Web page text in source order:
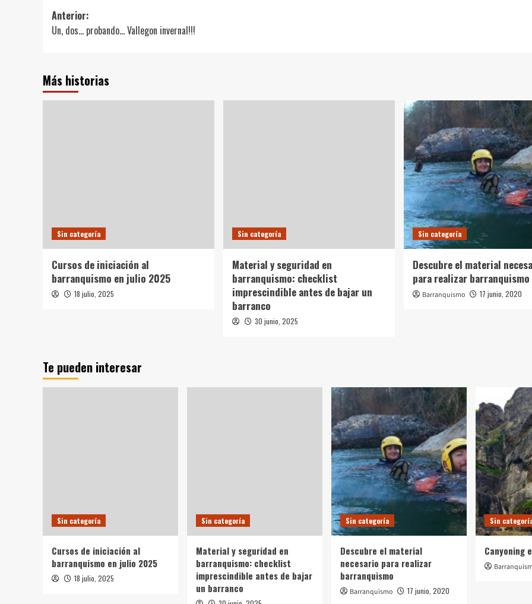
Navegación
de
Anterior:
Un, dos… probando… Vallegon invernal!!!
Más historias
Sin categoría
Cursos de iniciación al
barranquismo en julio 2025
18 julio, 2025
Sin categoría
Material y seguridad en
barranquismo: checklist
imprescindible antes de bajar un
barranco
30 junio, 2025
Sin categoría
Descubre el material
para realizar barranquismo
Barranquismo 17 junio, 2020
Te pueden interesar
Sin categoría
Cursos de iniciación al
barranquismo en julio 2025
18 julio, 2025
Sin categoría
Material y seguridad en
barranquismo: checklist
imprescindible antes de bajar
un barranco
Sin categoría
Descubre el material
necesario para realizar
barranquismo
Barranquismo 17 junio, 2020
Sin
Canyoning